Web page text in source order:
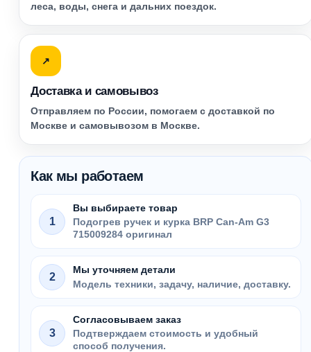
леса, воды, снега и дальних поездок.
↗
Доставка и самовывоз
Отправляем по России, помогаем с доставкой по
Москве и самовывозом в Москве.
Как мы работаем
1
Вы выбираете товар
Подогрев ручек и курка BRP Can-Am G3
715009284 оригинал
2
Мы уточняем детали
Модель техники, задачу, наличие, доставку.
3
Согласовываем заказ
Подтверждаем стоимость и удобный
способ получения.